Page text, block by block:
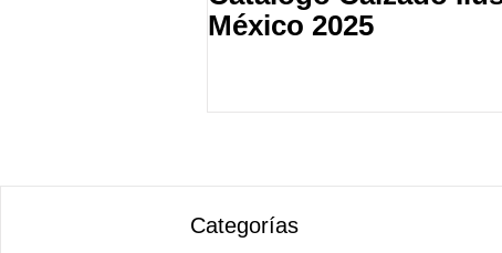
México 2025
Categorías